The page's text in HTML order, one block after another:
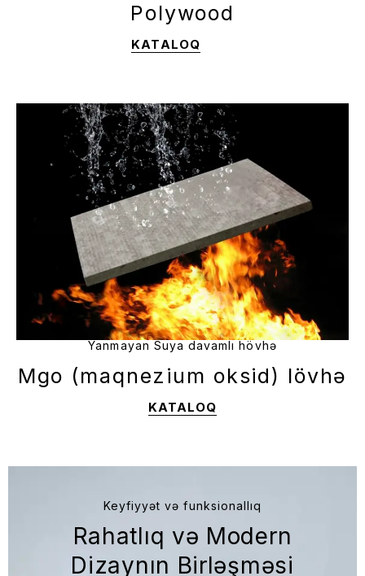
Polywood
KATALOQ
Yanmayan Suya davamlı hövhə
Mgo (maqnezium oksid) lövhə
KATALOQ
Rahatlıq və Modern
Dizaynın Birləşməsi
Keyfiyyət və funksionallıq